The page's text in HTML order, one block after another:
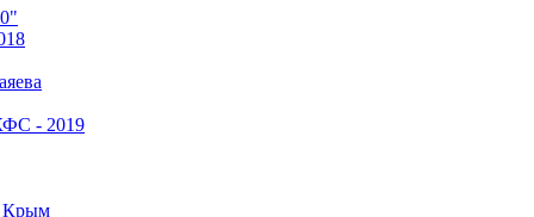
- 2019
Крым